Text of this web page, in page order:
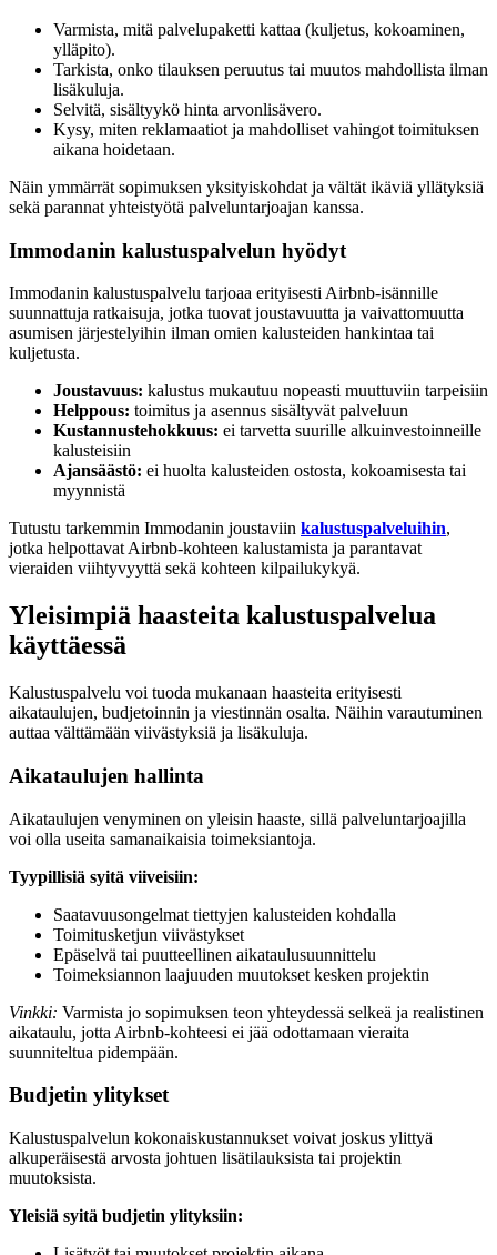
Varmista, mitä palvelupaketti kattaa (kuljetus, kokoaminen,
ylläpito).
Tarkista, onko tilauksen peruutus tai muutos mahdollista ilman
lisäkuluja.
Selvitä, sisältyykö hinta arvonlisävero.
Kysy, miten reklamaatiot ja mahdolliset vahingot toimituksen
aikana hoidetaan.
Näin ymmärrät sopimuksen yksityiskohdat ja vältät ikäviä yllätyksiä
sekä parannat yhteistyötä palveluntarjoajan kanssa.
Immodanin kalustuspalvelun hyödyt
Immodanin kalustuspalvelu tarjoaa erityisesti Airbnb-isännille
suunnattuja ratkaisuja, jotka tuovat joustavuutta ja vaivattomuutta
asumisen järjestelyihin ilman omien kalusteiden hankintaa tai
kuljetusta.
Joustavuus: kalustus mukautuu nopeasti muuttuviin tarpeisiin
Helppous: toimitus ja asennus sisältyvät palveluun
Kustannustehokkuus: ei tarvetta suurille alkuinvestoinneille
kalusteisiin
Ajansäästö: ei huolta kalusteiden ostosta, kokoamisesta tai
myynnistä
Tutustu tarkemmin Immodanin joustaviin kalustuspalveluihin,
jotka helpottavat Airbnb-kohteen kalustamista ja parantavat
vieraiden viihtyvyyttä sekä kohteen kilpailukykyä.
Yleisimpiä haasteita kalustuspalvelua
käyttäessä
Kalustuspalvelu voi tuoda mukanaan haasteita erityisesti
aikataulujen, budjetoinnin ja viestinnän osalta. Näihin varautuminen
auttaa välttämään viivästyksiä ja lisäkuluja.
Aikataulujen hallinta
Aikataulujen venyminen on yleisin haaste, sillä palveluntarjoajilla
voi olla useita samanaikaisia toimeksiantoja.
Tyypillisiä syitä viiveisiin:
Saatavuusongelmat tiettyjen kalusteiden kohdalla
Toimitusketjun viivästykset
Epäselvä tai puutteellinen aikataulusuunnittelu
Toimeksiannon laajuuden muutokset kesken projektin
Vinkki: Varmista jo sopimuksen teon yhteydessä selkeä ja realistinen
aikataulu, jotta Airbnb-kohteesi ei jää odottamaan vieraita
suunniteltua pidempään.
Budjetin ylitykset
Kalustuspalvelun kokonaiskustannukset voivat joskus ylittyä
alkuperäisestä arvosta johtuen lisätilauksista tai projektin
muutoksista.
Yleisiä syitä budjetin ylityksiin: